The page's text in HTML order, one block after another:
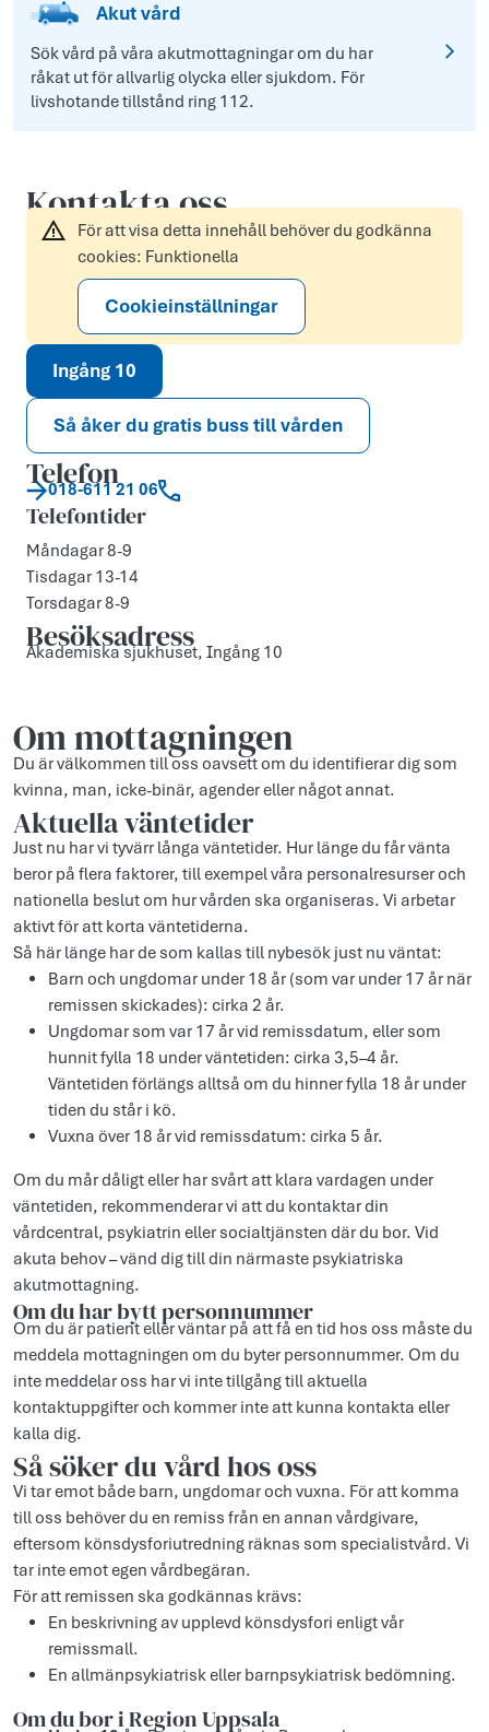
Akut vård
Sök vård på våra akutmottagningar om du har
råkat ut för allvarlig olycka eller sjukdom. För
livshotande tillstånd ring 112.
Kontakta oss
För att visa detta innehåll behöver du godkänna
cookies: Funktionella
Cookieinställningar
Ingång 10
Så åker du gratis buss till vården
Telefon
018-611 21 06
Telefontider
Måndagar 8-9
Tisdagar 13-14
Torsdagar 8-9
Besöksadress
Akademiska sjukhuset, Ingång 10
Om mottagningen
Du är välkommen till oss oavsett om du identifierar dig som
kvinna, man, icke-binär, agender eller något annat.
Aktuella väntetider
Just nu har vi tyvärr långa väntetider. Hur länge du får vänta
beror på flera faktorer, till exempel våra personalresurser och
nationella beslut om hur vården ska organiseras. Vi arbetar
aktivt för att korta väntetiderna.
Så här länge har de som kallas till nybesök just nu väntat:
Barn och ungdomar under 18 år (som var under 17 år när
remissen skickades): cirka 2 år.
Ungdomar som var 17 år vid remissdatum, eller som
hunnit fylla 18 under väntetiden: cirka 3,5–4 år.
Väntetiden förlängs alltså om du hinner fylla 18 år under
tiden du står i kö.
Vuxna över 18 år vid remissdatum: cirka 5 år.
Om du mår dåligt eller har svårt att klara vardagen under
väntetiden, rekommenderar vi att du kontaktar din
vårdcentral, psykiatrin eller socialtjänsten där du bor. Vid
akuta behov – vänd dig till din närmaste psykiatriska
akutmottagning.
Om du har bytt personnummer
Om du är patient eller väntar på att få en tid hos oss måste du
meddela mottagningen om du byter personnummer. Om du
inte meddelar oss har vi inte tillgång till aktuella
kontaktuppgifter och kommer inte att kunna kontakta eller
kalla dig.
Så söker du vård hos oss
Vi tar emot både barn, ungdomar och vuxna. För att komma
till oss behöver du en remiss från en annan vårdgivare,
eftersom könsdysforiutredning räknas som specialistvård. Vi
tar inte emot egen vårdbegäran.
För att remissen ska godkännas krävs:
En beskrivning av upplevd könsdysfori enligt vår
remissmall.
En allmänpsykiatrisk eller barnpsykiatrisk bedömning.
Om du bor i Region Uppsala